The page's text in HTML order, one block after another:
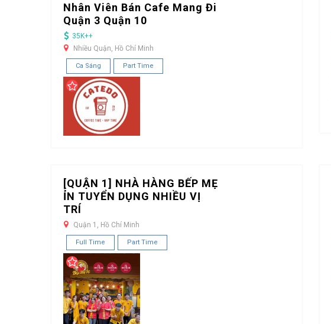
Nhân Viên Bán Cafe Mang Đi
Quận 3 Quận 10
35K++
Nhiều Quận, Hồ Chí Minh
Ca Sáng Part Time
[QUẬN 1] NHÀ HÀNG BẾP MẸ
ỈN TUYỂN DỤNG NHIỀU VỊ
TRÍ
Quận 1, Hồ Chí Minh
Full Time Part Time